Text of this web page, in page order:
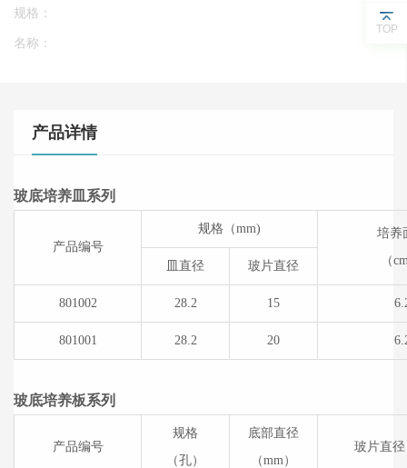
规格：
名称：
产品详情
玻底培养皿系列
产品编号
规格（mm)
培养
（
皿直径 玻片直径
801002 28.2 15
801001 28.2 20
玻底培养板系列
产品编号
规格
（孔）
底部直径
（mm）
玻片直
TOP